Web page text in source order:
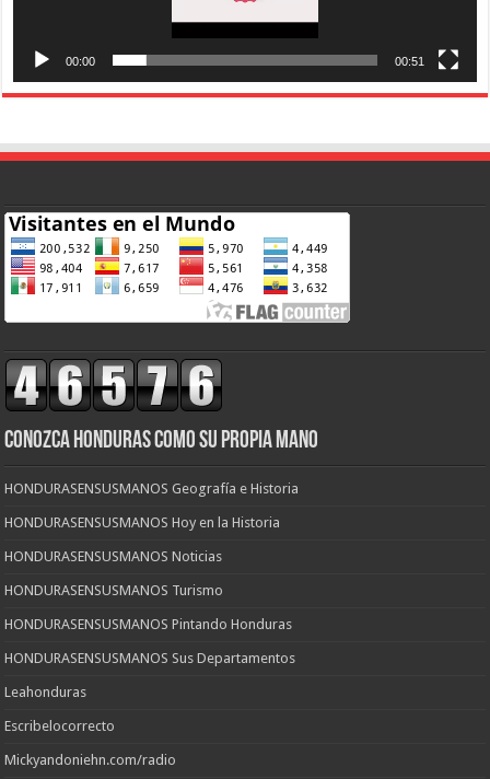
00:00 00:51
CONOZCA HONDURAS COMO SU PROPIA MANO
HONDURASENSUSMANOS Geografía e Historia
HONDURASENSUSMANOS Hoy en la Historia
HONDURASENSUSMANOS Noticias
HONDURASENSUSMANOS Turismo
HONDURASENSUSMANOS Pintando Honduras
HONDURASENSUSMANOS Sus Departamentos
Leahonduras
Escribelocorrecto
Mickyandoniehn.com/radio